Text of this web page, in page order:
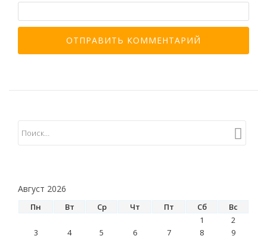
Август 2026
Пн Вт Ср Чт Пт Сб Вс
1
2
3
4 5 6 7 8
9